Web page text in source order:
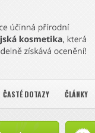
ČASTÉ DOTAZY ČLÁNKY